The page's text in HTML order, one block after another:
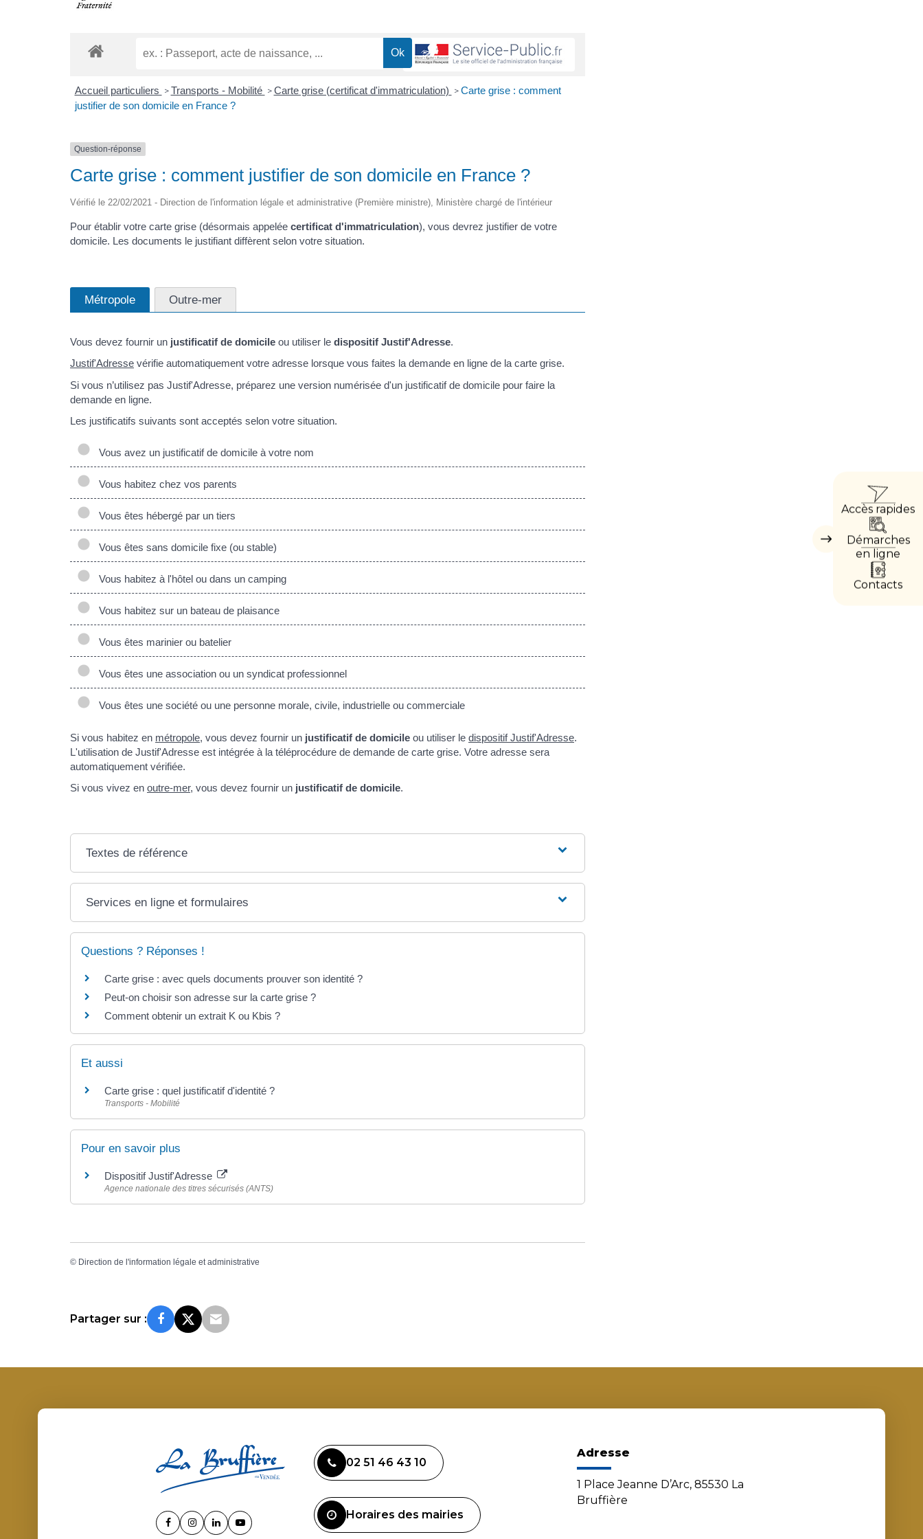
Masquer
Accès rapides
Démarches
en ligne
Contacts
Accueil particuliers > Transports - Mobilité > Carte grise (certificat d'immatriculation) > Carte grise : comment
justifier de son domicile en France ?
Question-réponse
Carte grise : comment justifier de son domicile en France ?
Vérifié le 22/02/2021 - Direction de l'information légale et administrative (Première ministre), Ministère chargé de l'intérieur
Pour établir votre carte grise (désormais appelée certificat d'immatriculation), vous devrez justifier de votre
domicile. Les documents le justifiant diffèrent selon votre situation.
Métropole Outre-mer
Vous devez fournir un justificatif de domicile ou utiliser le dispositif Justif'Adresse.
Justif'Adresse vérifie automatiquement votre adresse lorsque vous faites la demande en ligne de la carte grise.
Si vous n’utilisez pas Justif'Adresse, préparez une version numérisée d'un justificatif de domicile pour faire la
demande en ligne.
Les justificatifs suivants sont acceptés selon votre situation.
Vous avez un justificatif de domicile à votre nom
Vous habitez chez vos parents
Vous êtes hébergé par un tiers
Vous êtes sans domicile fixe (ou stable)
Vous habitez à l'hôtel ou dans un camping
Vous habitez sur un bateau de plaisance
Vous êtes marinier ou batelier
Vous êtes une association ou un syndicat professionnel
Vous êtes une société ou une personne morale, civile, industrielle ou commerciale
Si vous habitez en métropole, vous devez fournir un justificatif de domicile ou utiliser le dispositif Justif'Adresse.
L'utilisation de Justif'Adresse est intégrée à la téléprocédure de demande de carte grise. Votre adresse sera
automatiquement vérifiée.
Si vous vivez en outre-mer, vous devez fournir un justificatif de domicile.
Textes de référence
Services en ligne et formulaires
Questions ? Réponses !
Carte grise : avec quels documents prouver son identité ?
Peut-on choisir son adresse sur la carte grise ?
Comment obtenir un extrait K ou Kbis ?
Et aussi
Carte grise : quel justificatif d'identité ?
Transports - Mobilité
Pour en savoir plus
Dispositif Justif'Adresse
Agence nationale des titres sécurisés (ANTS)
© Direction de l'information légale et administrative
Partager sur :
Lien Lien Lien Lien
02 51 46 43 10
Horaires des mairies
Adresse
1 Place Jeanne D’Arc, 85530 La
Bruffière